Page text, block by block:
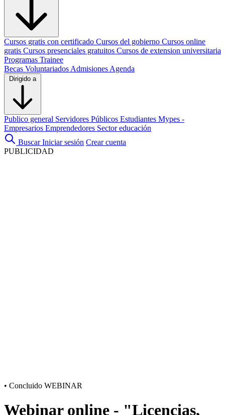
Cursos gratis con certificado Cursos del gobierno Cursos online
gratis Cursos presenciales gratuitos Cursos de extension universitaria
Programas Trainee
Becas Voluntariados Admisiones Agenda
Dirigido a
Publico general Servidores Públicos Estudiantes Mypes -
Empresarios Emprendedores Sector educación
Buscar Iniciar sesión Crear cuenta
PUBLICIDAD
• Concluido WEBINAR
Webinar online - "Licencias,